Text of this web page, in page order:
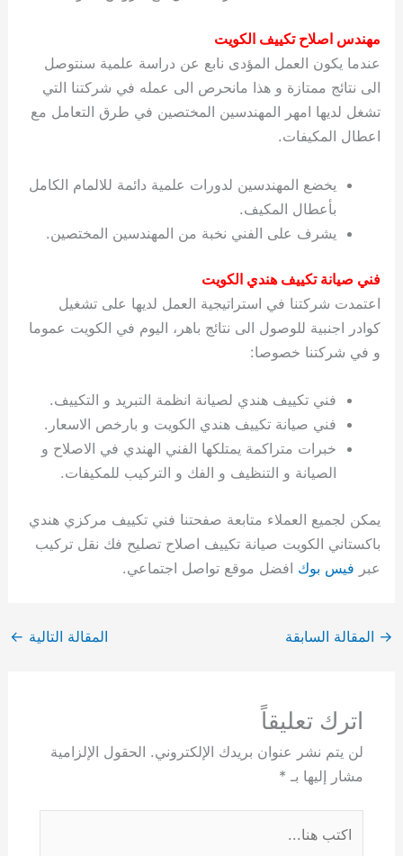
مهندس اصلاح تكييف الكويت
عندما يكون العمل المؤدى نابع عن دراسة علمية سنتوصل
الى نتائج ممتازة و هذا مانحرص الى عمله في شركتنا التي
تشغل لديها امهر المهندسين المختصين في طرق التعامل مع
اعطال المكيفات.
يخضع المهندسين لدورات علمية دائمة للالمام الكامل
بأعطال المكيف.
يشرف على الفني نخبة من المهندسين المختصين.
فني صيانة تكييف هندي الكويت
اعتمدت شركتنا في استراتيجية العمل لديها على تشغيل
كوادر اجنبية للوصول الى نتائج باهر، اليوم في الكويت عموما
و في شركتنا خصوصا:
فني تكييف هندي لصيانة انظمة التبريد و التكييف.
فني صيانة تكييف هندي الكويت و بارخص الاسعار.
خبرات متراكمة يمتلكها الفني الهندي في الاصلاح و
الصيانة و التنظيف و الفك و التركيب للمكيفات.
يمكن لجميع العملاء متابعة صفحتنا فني تكييف مركزي هندي
باكستاني الكويت صيانة تكييف اصلاح تصليح فك نقل تركيب
عبر فيس بوك افضل موقع تواصل اجتماعي.
→ المقالة السابقة المقالة التالية ←
اترك تعليقاً
لن يتم نشر عنوان بريدك الإلكتروني. الحقول الإلزامية
مشار إليها بـ *
هنا...